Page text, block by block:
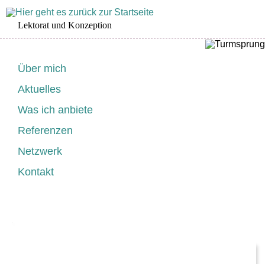
Lektorat und Konzeption
Navigation
Über mich
Aktuelles
Was ich anbiete
Referenzen
Netzwerk
Kontakt